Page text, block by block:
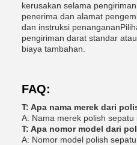
kerusakan selama
penerima dan alamat
dan instruksi
pengiriman darat standar
biaya tambahan.
FAQ:
T: Apa nama merek dari
A: Nama merek polish sepatu
T: Apa nomor model dari
A: Nomor model polish